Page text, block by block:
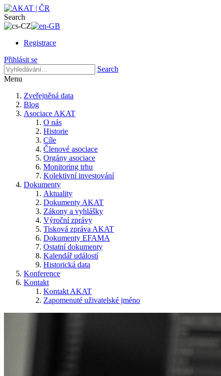
Search
Registrace
Přihlásit se
Search
Menu
Zveřejněná data
Blog
Asociace AKAT
O nás
Historie
Cíle
Členové asociace
Orgány asociace
Monitoring trhu
Kolektivní investování
Dokumenty
Aktuality
Dokumenty AKAT
Zákony a vyhlášky
Výroční zprávy
Tisková zpráva AKAT
Dokumenty EFAMA
Ostatní dokumenty
Kalendář událostí
Historická data
Konference
Kontakt
Kontakt AKAT
Zapomenuté uživatelské jméno